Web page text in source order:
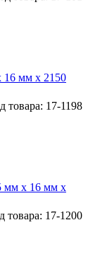
16 мм х 2150
товара: 17-1198
мм х 16 мм х
товара: 17-1200